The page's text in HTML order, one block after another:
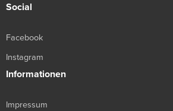
Social
Facebook
Instagram
Informationen
Impressum